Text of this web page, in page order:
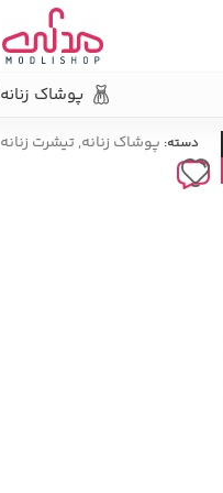
پوشاک زنانه
دسته: پوشاک زنانه,تیشرت زنانه